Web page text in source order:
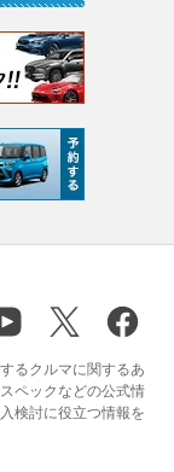
るクルマに関するあ
ペックなどの公式情
検討に役立つ情報を